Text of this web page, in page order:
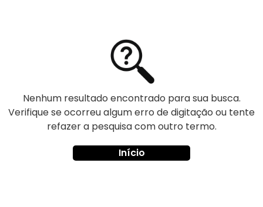
Nenhum resultado encontrado para sua busca.
Verifique se ocorreu algum erro de digitação ou tente
refazer a pesquisa com outro termo.
Início